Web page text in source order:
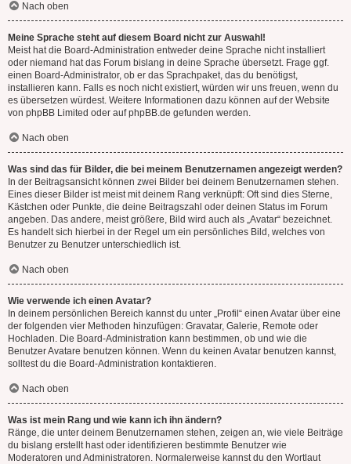
Nach oben
Meine Sprache steht auf diesem Board nicht zur Auswahl!
Meist hat die Board-Administration entweder deine Sprache nicht installiert
oder niemand hat das Forum bislang in deine Sprache übersetzt. Frage ggf.
einen Board-Administrator, ob er das Sprachpaket, das du benötigst,
installieren kann. Falls es noch nicht existiert, würden wir uns freuen, wenn du
es übersetzen würdest. Weitere Informationen dazu können auf der Website
von phpBB Limited oder aufphpBB.de gefunden werden.
Nach oben
Was sind das für Bilder, die bei meinem Benutzernamen angezeigt werden?
In der Beitragsansicht können zwei Bilder bei deinem Benutzernamen stehen.
Eines dieser Bilder ist meist mit deinem Rang verknüpft: Oft sind dies Sterne,
Kästchen oder Punkte, die deine Beitragszahl oder deinen Status im Forum
angeben. Das andere, meist größere, Bild wird auch als „Avatar“ bezeichnet.
Es handelt sich hierbei in der Regel um ein persönliches Bild, welches von
Benutzer zu Benutzer unterschiedlich ist.
Nach oben
Wie verwende ich einen Avatar?
In deinem persönlichen Bereich kannst du unter „Profil“ einen Avatar über eine
der folgenden vier Methoden hinzufügen: Gravatar, Galerie, Remote oder
Hochladen. Die Board-Administration kann bestimmen, ob und wie die
Benutzer Avatare benutzen können. Wenn du keinen Avatar benutzen kannst,
solltest du die Board-Administration kontaktieren.
Nach oben
Was ist mein Rang und wie kann ich ihn ändern?
Ränge, die unter deinem Benutzernamen stehen, zeigen an, wie viele Beiträge
du bislang erstellt hast oder identifizieren bestimmte Benutzer wie
Moderatoren und Administratoren. Normalerweise kannst du den Wortlaut